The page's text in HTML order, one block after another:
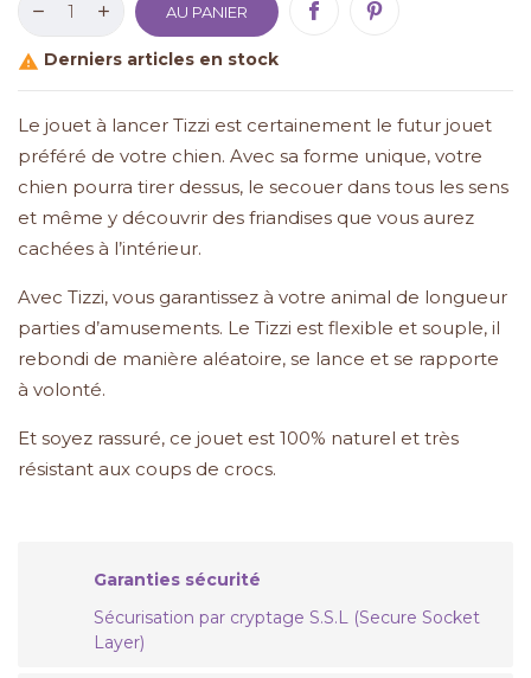
AU PANIER
 Derniers articles en stock
Le jouet à lancer Tizzi est certainement le futur jouet
préféré de votre chien. Avec sa forme unique, votre
chien pourra tirer dessus, le secouer dans tous les sens
et même y découvrir des friandises que vous aurez
cachées à l’intérieur.
Avec Tizzi, vous garantissez à votre animal de longueur
parties d’amusements. Le Tizzi est flexible et souple, il
rebondi de manière aléatoire, se lance et se rapporte
à volonté.
Et soyez rassuré, ce jouet est 100% naturel et très
résistant aux coups de crocs.
Garanties sécurité
Sécurisation par cryptage S.S.L (Secure Socket
Layer)